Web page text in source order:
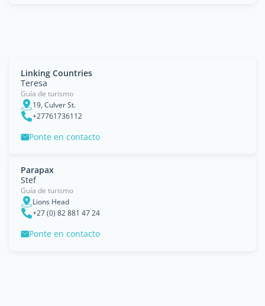
Linking Countries
Teresa
Guía de turismo
19, Culver St.
+27761736112
Ponte en contacto
Parapax
Stef
Guía de turismo
Lions Head
+27 (0) 82 881 47 24
Ponte en contacto